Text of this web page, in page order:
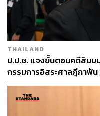
THAILAND
ป.ป.ช. แจงขั้นตอนคดีสินบ
กรรมการอิสระศาลฎีกาฟั
โดยตรง